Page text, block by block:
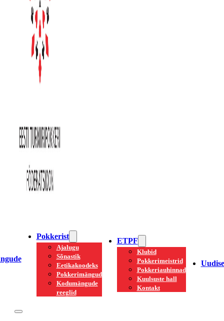
Pokkerist
Ajalugu
Sõnastik
Eetikakoodeks
Pokkerimängud
Kodumängude
reeglid
ETPF
Klubid
Pokkerimeistrid
Pokkeriauhinnad
Kuulsuste hall
Kontakt